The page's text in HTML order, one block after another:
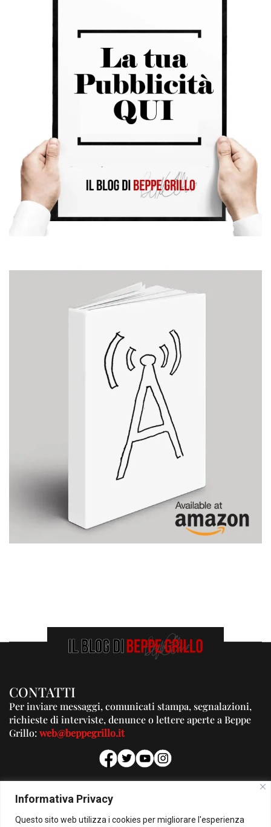
Informativa Privacy
Questo sito web utilizza i cookies per migliorare l'esperienza
CONTATTI
Per inviare messaggi, comunicati stampa, segnalazioni,
richieste di interviste, denunce o lettere aperte a Beppe
Grillo:web@beppegrillo.it
PUBBLICITA'
Per la tua pubblicità su questo Blog:
pubblicita@beppegrillo.it